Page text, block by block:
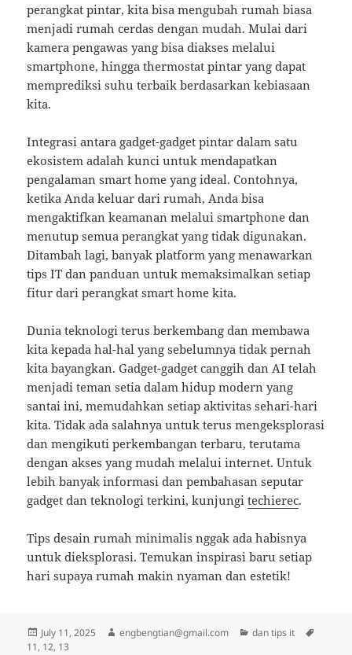
perangkat pintar, kita bisa mengubah rumah biasa
menjadi rumah cerdas dengan mudah. Mulai dari
kamera pengawas yang bisa diakses melalui
smartphone, hingga thermostat pintar yang dapat
memprediksi suhu terbaik berdasarkan kebiasaan
kita.
Integrasi antara gadget-gadget pintar dalam satu
ekosistem adalah kunci untuk mendapatkan
pengalaman smart home yang ideal. Contohnya,
ketika Anda keluar dari rumah, Anda bisa
mengaktifkan keamanan melalui smartphone dan
menutup semua perangkat yang tidak digunakan.
Ditambah lagi, banyak platform yang menawarkan
tips IT dan panduan untuk memaksimalkan setiap
fitur dari perangkat smart home kita.
Dunia teknologi terus berkembang dan membawa
kita kepada hal-hal yang sebelumnya tidak pernah
kita bayangkan. Gadget-gadget canggih dan AI telah
menjadi teman setia dalam hidup modern yang
santai ini, memudahkan setiap aktivitas sehari-hari
kita. Tidak ada salahnya untuk terus mengeksplorasi
dan mengikuti perkembangan terbaru, terutama
dengan akses yang mudah melalui internet. Untuk
lebih banyak informasi dan pembahasan seputar
gadget dan teknologi terkini, kunjungitechierec.
Tips desain rumah minimalis nggak ada habisnya
untuk dieksplorasi. Temukan inspirasi baru setiap
hari supaya rumah makin nyaman dan estetik!
Posted
on
July 11, 2025 Author
engbengtian@gmail.com Categories
dan tips it
11, 12, 13